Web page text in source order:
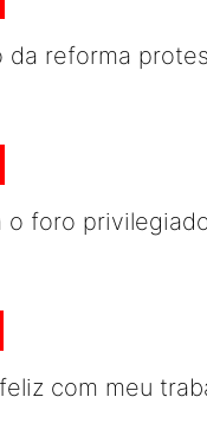
da reforma
o foro
com meu